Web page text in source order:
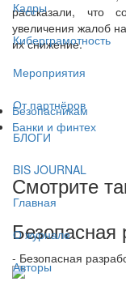
Кадры
Киберграмотность
Мероприятия
От партнёров
БЛОГИ
BIS JOURNAL
Главная
О журнале
Авторы
рассказали, что
увеличения жалоб
их снижение.
Безопасникам
Банки и финтех
Смотрите
Безопасная
- Безопасная